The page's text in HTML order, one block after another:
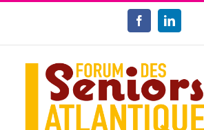
Passer
FacebookLinkedIn